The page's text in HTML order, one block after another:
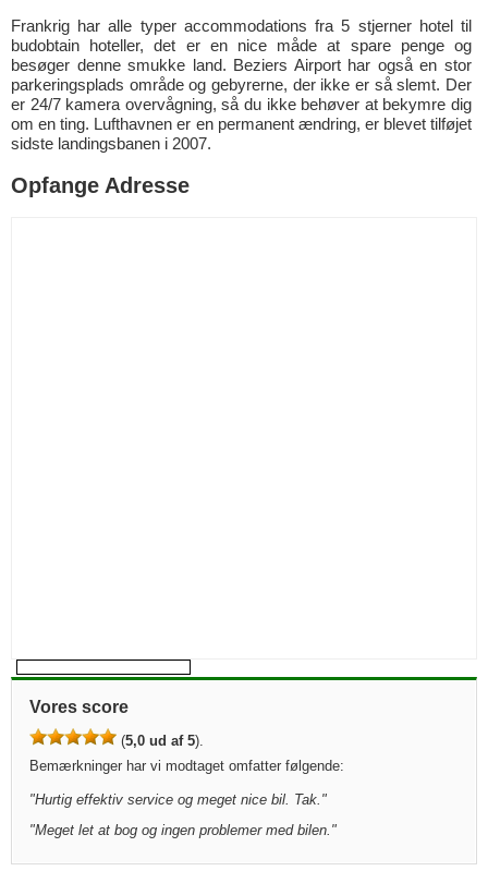
Frankrig har alle typer accommodations fra 5 stjerner hotel til
budobtain hoteller, det er en nice måde at spare penge og
besøger denne smukke land. Beziers Airport har også en stor
parkeringsplads område og gebyrerne, der ikke er så slemt. Der
er 24/7 kamera overvågning, så du ikke behøver at bekymre dig
om en ting. Lufthavnen er en permanent ændring, er blevet tilføjet
sidste landingsbanen i 2007.
Opfange Adresse
Vores score
(5,0 ud af 5).
Bemærkninger har vi modtaget omfatter følgende:
"Hurtig effektiv service og meget nice bil. Tak. "
"Meget let at bog og ingen problemer med bilen. "